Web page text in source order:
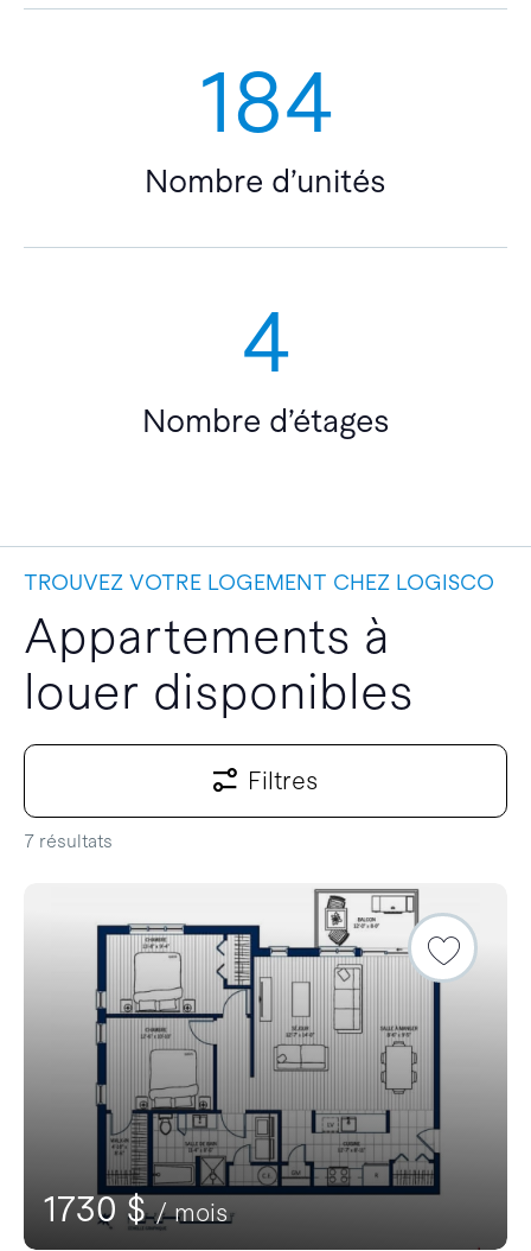
184
Nombre d’unités
4
Nombre d’étages
TROUVEZ VOTRE LOGEMENT CHEZ LOGISCO
Appartements à
louer disponibles
Filtres
7 résultats
1730 $/ mois